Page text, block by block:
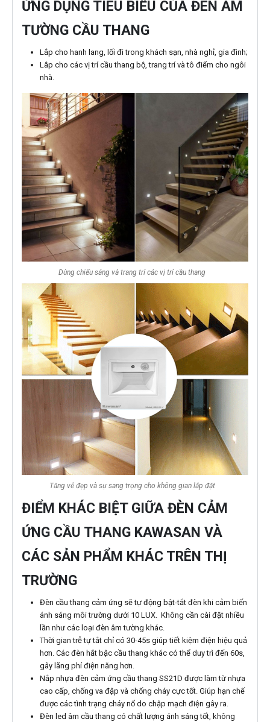
ỨNG DỤNG TIÊU BIỂU CỦA ĐÈN ÂM
TƯỜNG CẦU THANG
Lắp cho hanh lang, lối đi trong khách sạn, nhà nghỉ, gia đình;
Lắp cho các vị trí cầu thang bộ, trang trí và tô điểm cho ngôi
nhà.
Dùng chiếu sáng và trang trí các vị trí cầu thang
Tăng vẻ đẹp và sự sang trọng cho không gian lắp đặt
ĐIỂM KHÁC BIỆT GIỮA ĐÈN CẢM
ỨNG CẦU THANG KAWASAN VÀ
CÁC SẢN PHẨM KHÁC TRÊN THỊ
TRƯỜNG
Đèn cầu thang cảm ứng sẽ tự động bật-tắt đèn khi cảm biến
ánh sáng môi trường dưới 10 LUX. Không cần cài đặt nhiều
lần như các loại đèn âm tường khác.
Thời gian trễ tự tắt chỉ có 30-45s giúp tiết kiệm điện hiệu quả
hơn. Các đèn hắt bậc cầu thang khác có thể duy trì đến 60s,
gây lãng phí điện năng hơn.
Nắp nhựa đèn cảm ứng cầu thang SS21D được làm từ nhựa
cao cấp, chống va đập và chống cháy cực tốt. Giúp hạn chế
được các tình trạng cháy nổ do chập mạch điện gây ra.
Đèn led âm cầu thang có chất lượng ánh sáng tốt, không